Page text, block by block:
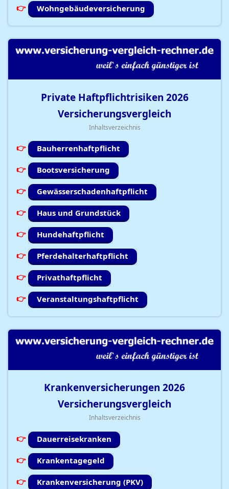
Wohngebäudeversicherung
Private Haftpflichtrisiken 2026
Versicherungsvergleich
Inhaltsverzeichnis
Bauherrenhaftpflicht
Bootsversicherung
Gewässerschadenhaftpflicht
Haus und Grundstück
Hundehaftpflicht
Pferdehalterhaftpflicht
Privathaftpflicht
Veranstaltungshaftpflicht
Krankenversicherungen 2026
Versicherungsvergleich
Inhaltsverzeichnis
Dauerreisekranken
Krankentagegeld
Krankenversicherung (PKV)